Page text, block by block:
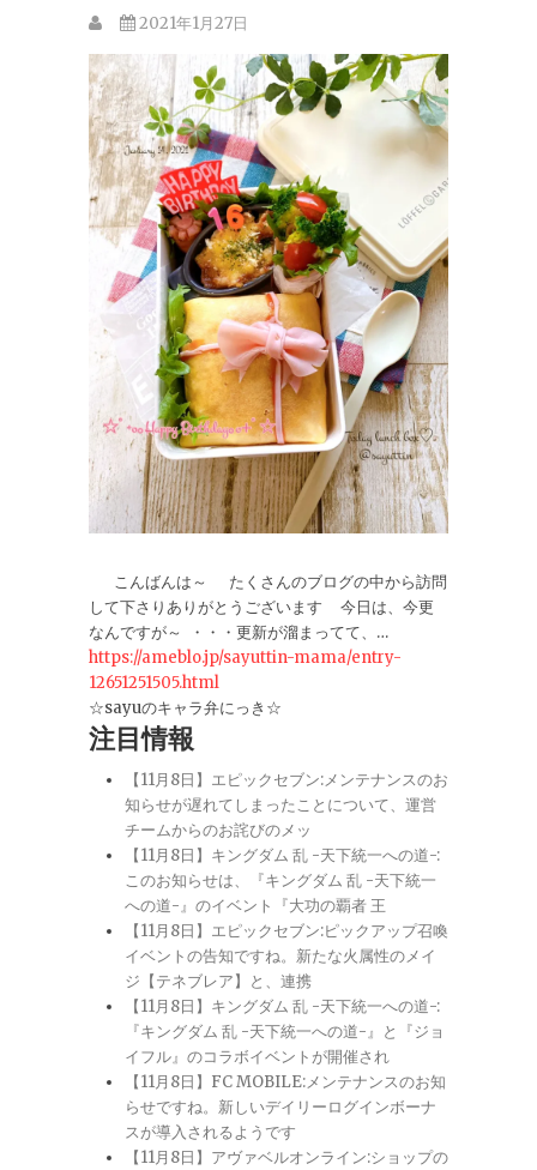
2021年1月27日
こんばんは～ たくさんのブログの中から訪問
して下さりありがとうございます 今日は、今更
なんですが～ ・・・更新が溜まってて、…
https://ameblo.jp/sayuttin-mama/entry-
12651251505.html
☆sayuのキャラ弁にっき☆
注目情報
【11月8日】エピックセブン:メンテナンスのお
知らせが遅れてしまったことについて、運営
チームからのお詫びのメッ
【11月8日】キングダム 乱 -天下統一への道-:
このお知らせは、『キングダム 乱 -天下統一
への道-』のイベント『大功の覇者 王
【11月8日】エピックセブン:ピックアップ召喚
イベントの告知ですね。新たな火属性のメイ
ジ【テネブレア】と、連携
【11月8日】キングダム 乱 -天下統一への道-:
『キングダム 乱 -天下統一への道-』と『ジョ
イフル』のコラボイベントが開催され
【11月8日】FC MOBILE:メンテナンスのお知
らせですね。新しいデイリーログインボーナ
スが導入されるようです
【11月8日】アヴァベルオンライン:ショップの